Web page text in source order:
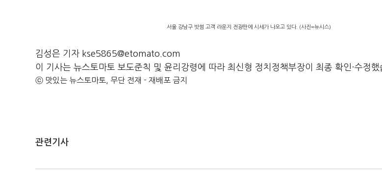
서울 강남구 빗썸 고객 라운지 전광판에 시세가 나오고 있다. (사진=뉴시스)
김성은 기자 kse5865@etomato.com
이 기사는 뉴스토마토 보도준칙 및 윤리강령에 따라 최신형 정치정책부장이 최종 확인·수정했
ⓒ 맛있는 뉴스토마토, 무단 전재 - 재배포 금지
관련기사